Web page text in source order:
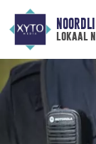
lokaal